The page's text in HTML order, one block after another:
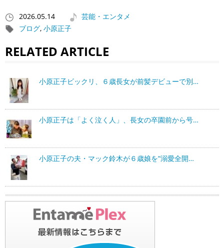
2026.05.14
芸能・エンタメ
ブログ, 小原正子
RELATED ARTICLE
小原正子ビックリ、６歳長女が前髪デビューで別…
小原正子は「よく泣く人」、長女の卒園前から号…
小原正子の夫・マック鈴木が６歳娘を“溺愛全開…